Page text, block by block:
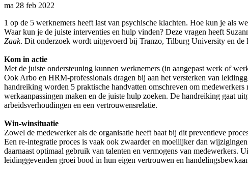
ma 28 feb 2022
1 op de 5 werknemers heeft last van psychische klachten. Hoe kun je als
Waar kun je de juiste interventies en hulp vinden? Deze vragen heeft
Zaak. Dit onderzoek wordt uitgevoerd bij Tranzo, Tilburg University en
Kom in actie
Met de juiste ondersteuning kunnen werknemers (in aangepast werk of
Ook Arbo en HRM-professionals dragen bij aan het versterken van
handreiking worden 5 praktische handvatten omschreven om
werkaanpassingen maken en de juiste hulp zoeken. De handreiking gaat
arbeidsverhoudingen en een vertrouwensrelatie.
Win-winsituatie
Zowel de medewerker als de organisatie heeft baat bij dit preventieve
Een re-integratie proces is vaak ook zwaarder en moeilijker dan
daarnaast optimaal gebruik van talenten en vermogens van medewerkers.
leidinggevenden groei bood in hun eigen vertrouwen en